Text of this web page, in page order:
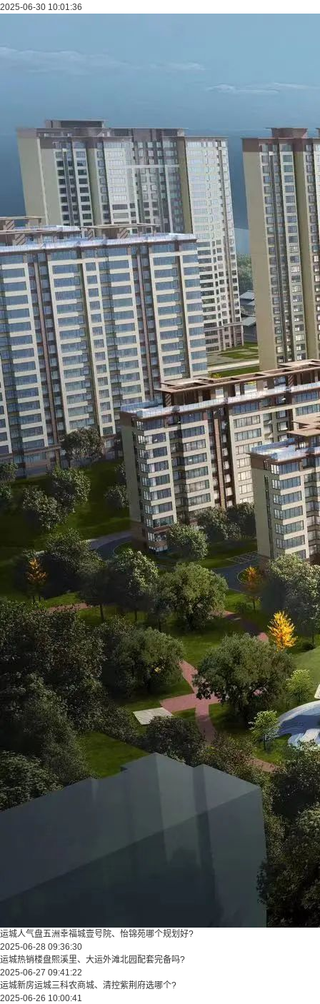
2025-06-30 10:01:36
运城人气盘五洲幸福城壹号院、怡锦苑哪个规划好?
2025-06-28 09:36:30
运城热销楼盘熙溪里、大运外滩北园配套完备吗?
2025-06-27 09:41:22
运城新房运城三科农商城、清控紫荆府选哪个?
2025-06-26 10:00:41